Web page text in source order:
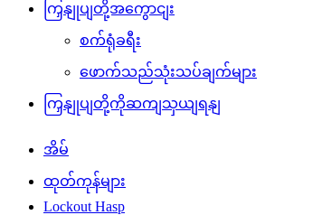
ကြှနျုပျတို့အကွောငျး
စက်ရုံခရီး
ဖောက်သည်သုံးသပ်ချက်များ
ကြှနျုပျတို့ကိုဆကျသှယျရနျ
အိမ်
ထုတ်ကုန်များ
Lockout Hasp